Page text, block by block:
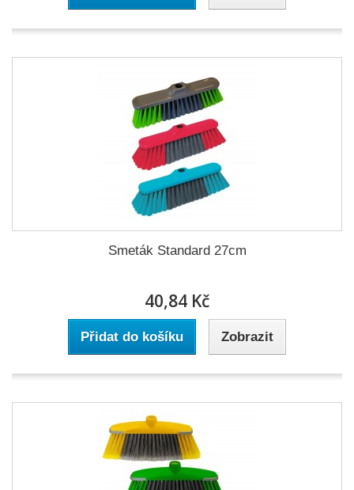
Smeták Standard 27cm
40,84 Kč
Přidat do košíku Zobrazit